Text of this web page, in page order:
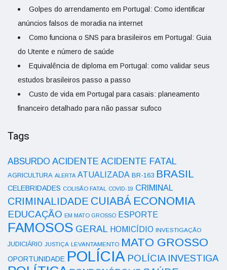
Golpes do arrendamento em Portugal: Como identificar
anúncios falsos de moradia na internet
Como funciona o SNS para brasileiros em Portugal: Guia
do Utente e número de saúde
Equivalência de diploma em Portugal: como validar seus
estudos brasileiros passo a passo
Custo de vida em Portugal para casais: planeamento
financeiro detalhado para não passar sufoco
Tags
ABSURDO ACIDENTE ACIDENTE FATAL
AGRICULTURA ALERTA ATUALIZADA BR-163 BRASIL
CELEBRIDADES COLISÃO FATAL COVID-19 CRIMINAL
CRIMINALIDADE CUIABÁ ECONOMIA
EDUCAÇÃO EM MATO GROSSO ESPORTE
FAMOSOS GERAL HOMICÍDIO INVESTIGAÇÃO
JUDICIÁRIO JUSTIÇA LEVANTAMENTO MATO GROSSO
OPORTUNIDADE POLÍCIA POLÍCIA INVESTIGA